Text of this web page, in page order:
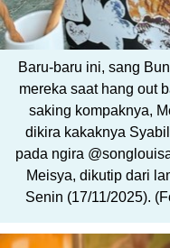
Baru-baru ini, sang
mereka saat hang out
saking kompaknya,
dikira kakaknya
pada ngira
Meisya, dikutip dari
Senin (17/11/2025).